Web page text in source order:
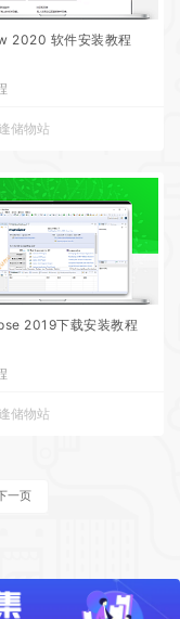
2020 软件安装教程
储物站
2019下载安装教程
储物站
一页